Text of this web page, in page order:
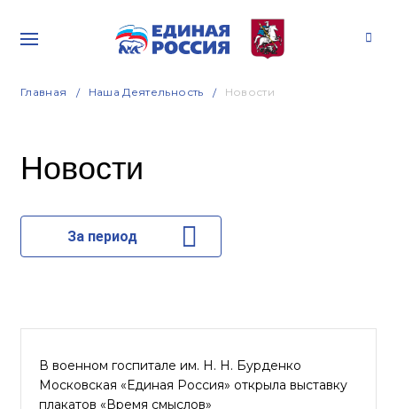
Главная Наша Деятельность Новости
Новости
За период
В военном госпитале им. Н. Н. Бурденко
Московская «Единая Россия» открыла выставку
плакатов «Время смыслов»